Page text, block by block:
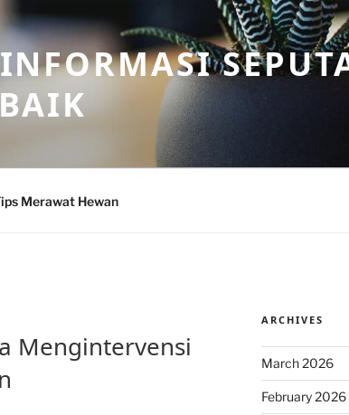
Merawat Hewan
Mengintervensi
ARCHIVES
March 2026
February 2026